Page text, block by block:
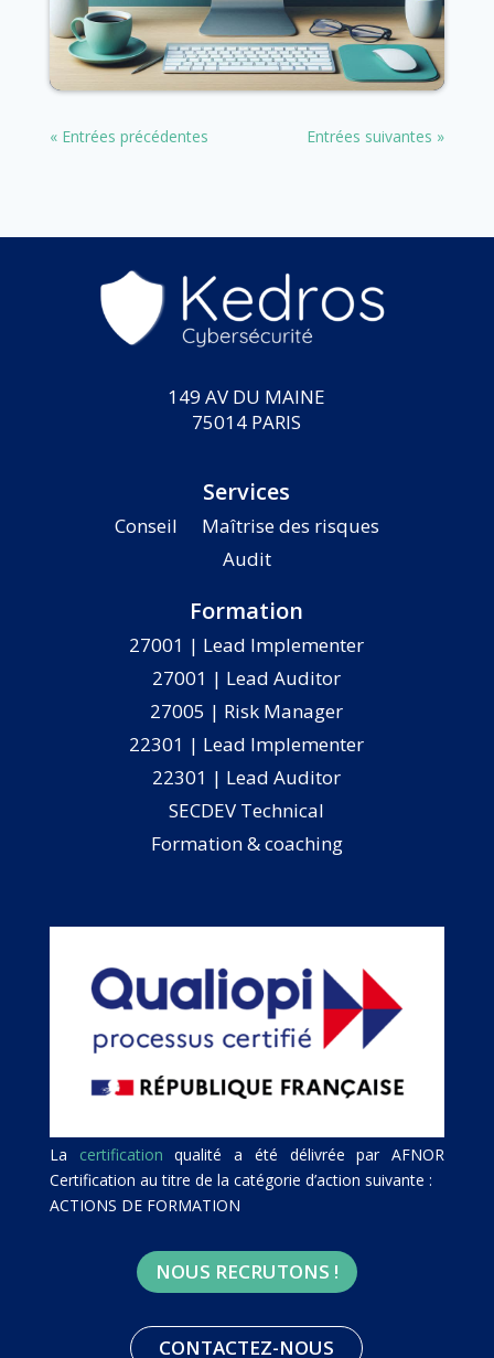
lire plus
« Entrées précédentes Entrées suivantes »
149 AV DU MAINE
75014 PARIS
Services
Conseil
Maîtrise des risques
Audit
Formation
27001 | Lead Implementer
27001 | Lead Auditor
27005 | Risk Manager
22301 | Lead Implementer
22301 | Lead Auditor
SECDEV Technical
Formation & coaching
La certification qualité a été délivrée par AFNOR
Certification au titre de la catégorie d’action suivante :
ACTIONS DE FORMATION
NOUS RECRUTONS !
CONTACTEZ-NOUS